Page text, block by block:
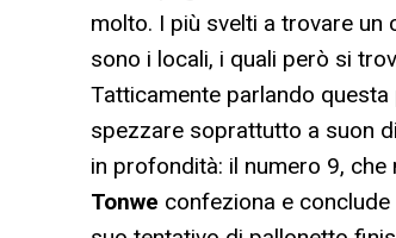
molto. I più svelti a trovare
sono i locali, i quali però si
Tatticamente parlando
spezzare soprattutto a suon di
in profondità: il numero 9,
Tonwe confeziona e